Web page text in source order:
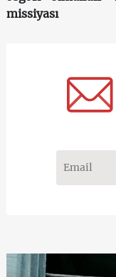
missiyası